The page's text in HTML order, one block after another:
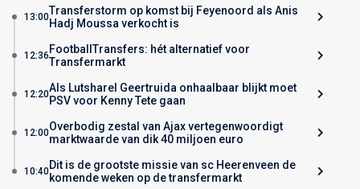
13:00Transferstorm op komst bij Feyenoord als Anis
Hadj Moussa verkocht is
12:36FootballTransfers: hét alternatief voor
Transfermarkt
12:20Als Lutsharel Geertruida onhaalbaar blijkt moet
PSV voor Kenny Tete gaan
12:00Overbodig zestal van Ajax vertegenwoordigt
marktwaarde van dik 40 miljoen euro
10:40Dit is de grootste missie van sc Heerenveen de
komende weken op de transfermarkt